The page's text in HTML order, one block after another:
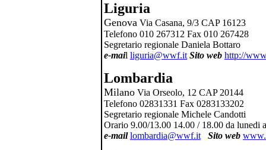
Liguria
Genova Via Casana, 9/3 CAP 16123
Telefono 010 267312 Fax 010 267428
Segretario regionale Daniela Bottaro
e-mail liguria@wwf.it Sito web http://
Lombardia
Milano Via Orseolo, 12 CAP 20144
Telefono 02831331 Fax 0283133202
Segretario regionale Michele Candotti
Orario 9.00/13.00 14.00 / 18.00 da lunedi
e-mail lombardia@wwf.it Sito web